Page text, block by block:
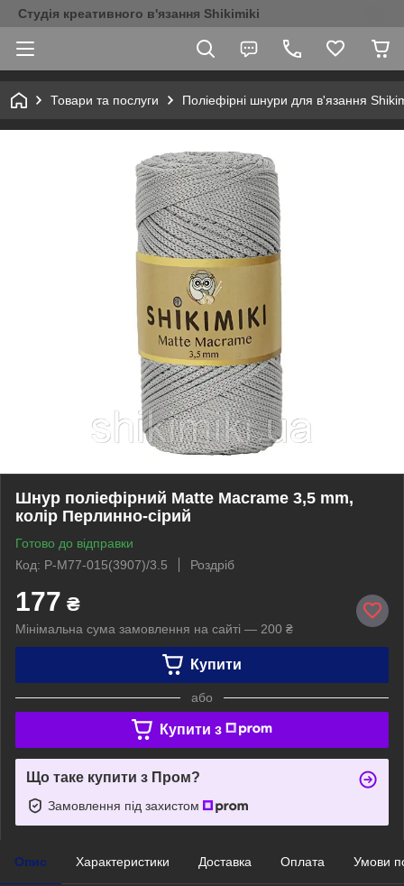
Студія креативного в'язання Shikimiki
Товари та послуги Поліефірні шнури для в'язання
Шнур поліефірний Matte Macrame 3,5 mm,
колір Перлинно-сірий
Готово до відправки
Код: P-M77-015(3907)/3.5
Роздріб
177 ₴
Мінімальна сума замовлення на сайті — 200 ₴
Купити
або
Купити з
Що таке купити з Пром?
Замовлення під захистом
Опис Характеристики Доставка Оплата Умови